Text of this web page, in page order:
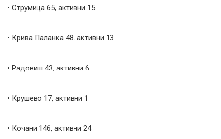
• Струмица 65, активни 15
• Крива Паланка 48, активни 13
• Радовиш 43, активни 6
• Крушево 17, активни 1
• Кочани 146, активни 24